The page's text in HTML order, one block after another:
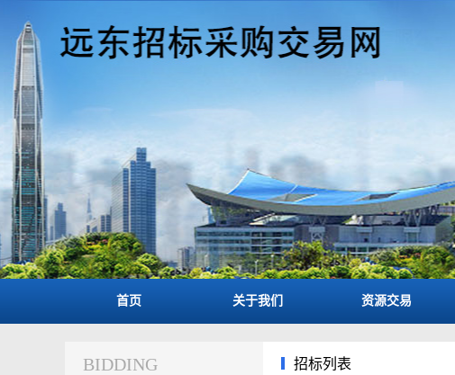
首页 关于我们 资源交易
BIDDING 招标列表